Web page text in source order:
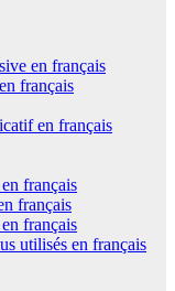
en français
français
en français
français
français
français
utilisés en français